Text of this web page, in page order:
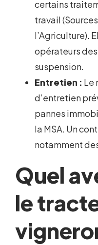
certains
travail
l’Agriculture).
opérateurs
suspension.
Entretien : Le
d’entretien
pannes
la MSA. Un
notamment
Quel
le